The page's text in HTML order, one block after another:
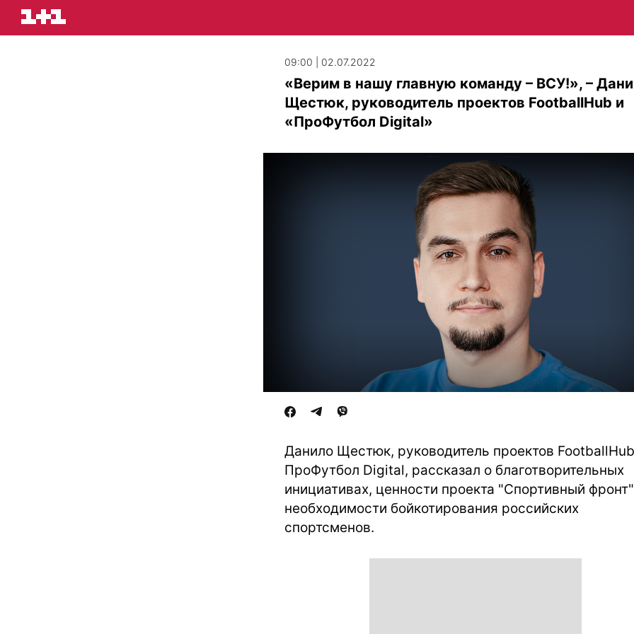
09:00 | 02.07.2022
«Верим в нашу главную команду – ВСУ!», –
Щестюк, руководитель проектов FootballHub и
«ПроФутбол Digital»
Данило Щестюк, руководитель проектов
ПроФутбол Digital, рассказал о благотворительных
инициативах, ценности проекта "Спортивный
необходимости бойкотирования российских
спортсменов.